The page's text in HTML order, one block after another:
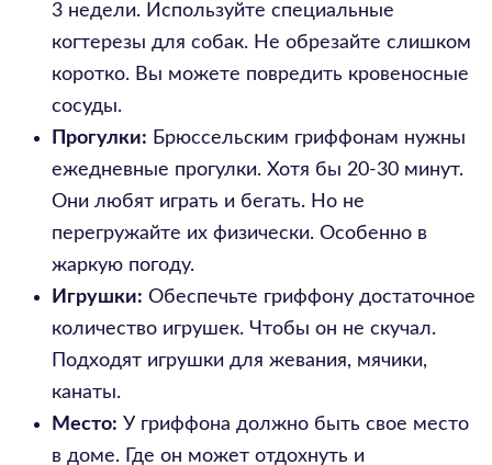
3 недели. Используйте специальные
когтерезы для собак. Не обрезайте слишком
коротко. Вы можете повредить кровеносные
сосуды.
Прогулки: Брюссельским гриффонам нужны
ежедневные прогулки. Хотя бы 20-30 минут.
Они любят играть и бегать. Но не
перегружайте их физически. Особенно в
жаркую погоду.
Игрушки: Обеспечьте гриффону достаточное
количество игрушек. Чтобы он не скучал.
Подходят игрушки для жевания, мячики,
канаты.
Место: У гриффона должно быть свое место
в доме. Где он может отдохнуть и